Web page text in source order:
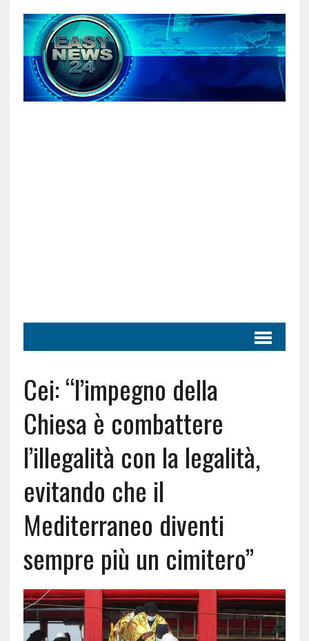
Cei: “l’impegno della
Chiesa è combattere
l’illegalità con la legalità,
evitando che il
Mediterraneo diventi
sempre più un cimitero”